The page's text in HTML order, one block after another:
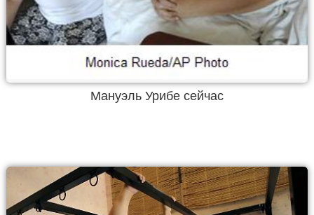
Мануэль Урибе сейчас